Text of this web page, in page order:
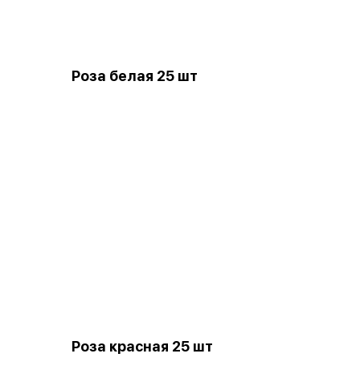
Роза белая 25 шт
Роза красная 25 шт